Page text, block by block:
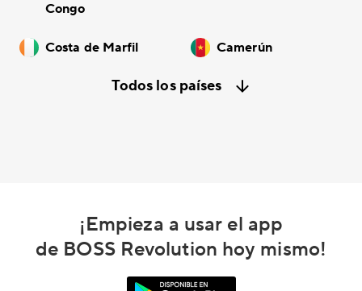
Congo
Costa de Marfil Camerún
Todos los países
¡Empieza a usar el app
de BOSS Revolution hoy mismo!